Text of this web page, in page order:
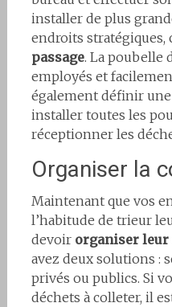
installer de plus
endroits stratégiques,
passage. La poubelle
employés et
également définir une
installer toutes les
réceptionner les
Organiser la
Maintenant que vos
l’habitude de trieur
devoir organiser leur
avez deux solutions :
privés ou publics. Si
déchets à colleter, il